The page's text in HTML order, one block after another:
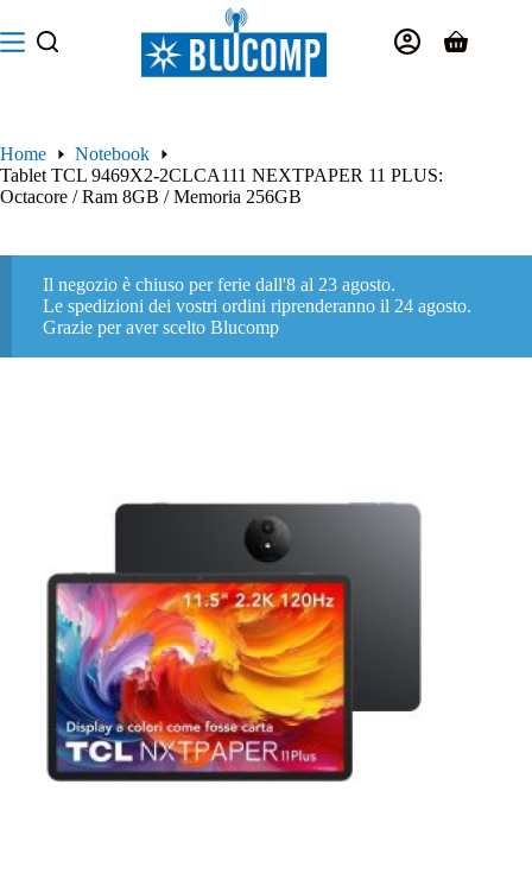
al
contenuto
Carrello
Home
Notebook
Tablet TCL 9469X2-2CLCA111 NEXTPAPER 11 PLUS:
Octacore / Ram 8GB / Memoria 256GB
Il negozio è chiuso per ferie dall'8 al 23 agosto.
Le spedizioni dei vostri ordini riprenderanno il 24 agosto.
Grazie per aver scelto Blucomp